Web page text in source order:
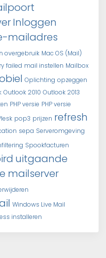
Inloggen
mailadres
overgebruik Mac OS (Mail)
failed mail instellen Mailbox
Oplichting opzeggen
Outlook 2010 Outlook 2013
PHP versie PHP versie
pop3 prijzen refresh
sepa Serveromgeving
Spookfacturen
uitgaande
mailserver
Windows Live Mail
installeren